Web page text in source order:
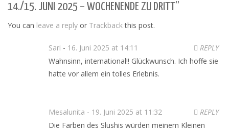
14./15. JUNI 2025 – WOCHENENDE ZU DRITT”
You can leave a reply or Trackbackthis post.
Sari - 16. Juni 2025 at 14:11
REPLY
Wahnsinn, international!! Glückwunsch. Ich hoffe sie
hatte vor allem ein tolles Erlebnis.
Mesalunita - 19. Juni 2025 at 11:32
REPLY
Die Farben des Slushis würden meinem Kleinen